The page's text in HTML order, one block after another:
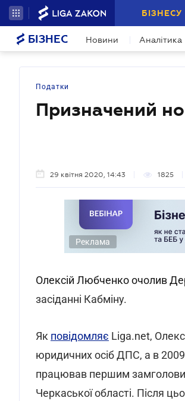
БІЗНЕСУ
БІЗНЕС Новини Аналітика
Податки
Призначений
29 квітня 2020, 14:43 1825
Реклама
Олексій Любченко очолив
засіданні Кабміну.
Як повідомляє Liga.net,
юридичних осіб ДПС, а в
працював першим замголови
Черкаської області. Після